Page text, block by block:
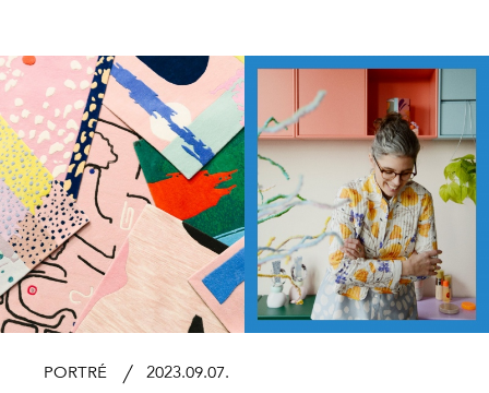
PORTRÉ 2023.09.07.